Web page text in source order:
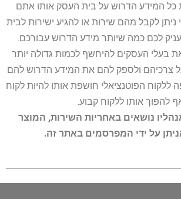
כל המידע הדרוש על בית העסק אותו אתם
לקבל מהם שירות או להגיע ישירות לבית
לכם כמה שיותר מידע הדרוש עבורכם.
בעלי העסקים להיחשף לכמות גדולה יותר
צרכיהם ולספק להם את המידע הדרוש להם
ללקוח הפוטנציאלי חושפת אותו להיות לקוח
להפוך אותו ללקוח קבוע.
נושאים באחריות השירות, המוצר
על ידי המפרסמים באתר זה.